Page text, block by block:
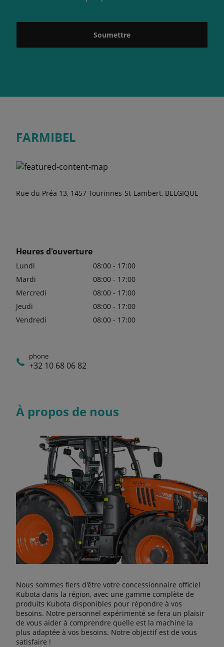
Soumettre
FARMIBEL
Rue du Préa 13, 1457 Tourinnes-St-Lambert, BELGIQUE
Heures d'ouverture
Lundi
08:00 - 17:00
Mardi
08:00 - 17:00
Mercredi
08:00 - 17:00
Jeudi
08:00 - 17:00
Vendredi
08:00 - 17:00
phone
+32 10 68 06 82
À propos de nous
Nous sommes fiers d'être votre concessionnaire officiel
Kubota dans la région, avec une gamme complète de
produits Kubota disponibles pour répondre à vos
besoins. Notre personnel expérimenté se fera un plaisir
de vous aider à comprendre quelle est la machine la
plus adaptée à vos besoins. Notre objectif est de vous
satisfaire !